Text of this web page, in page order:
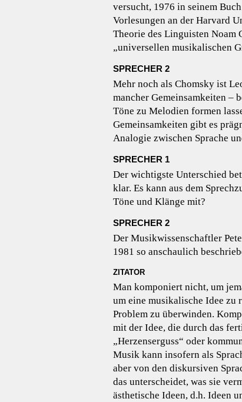
versucht, 1976 in seinem
Vorlesungen an der Harvard
Theorie des Linguisten Noam
„universellen musikalischen
SPRECHER 2
Mehr noch als Chomsky ist
mancher Gemeinsamkeiten –
Töne zu Melodien formen
Gemeinsamkeiten gibt es
Analogie zwischen Sprache
SPRECHER 1
Der wichtigste Unterschied
klar. Es kann aus dem
Töne und Klänge mit?
SPRECHER 2
Der Musikwissenschaftler
1981 so anschaulich
ZITATOR
Man komponiert nicht, um
um eine musikalische Idee zu
Problem zu überwinden.
mit der Idee, die durch das
„Herzenserguss“ oder
Musik kann insofern als
aber von den diskursiven
das unterscheidet, was sie
ästhetische Ideen, d.h. Ideen